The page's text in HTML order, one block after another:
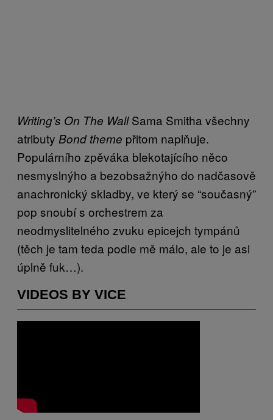
Writing’s On The WallSama Smitha všechny
atributy Bond theme přitom naplňuje.
Populárního zpěváka blekotajícího něco
nesmyslnýho a bezobsažnýho do nadčasově
anachronický skladby, ve který se “současný”
pop snoubí s orchestrem za
neodmyslitelného zvuku epicejch tympánů
(těch je tam teda podle mě málo, ale to je asi
úplně fuk…).
VIDEOS BY VICE